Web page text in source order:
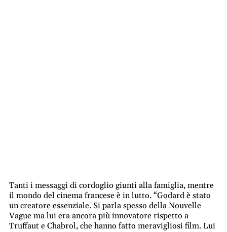
Tanti i messaggi di cordoglio giunti alla famiglia, mentre
il mondo del cinema francese è in lutto. “Godard è stato
un creatore essenziale. Si parla spesso della Nouvelle
Vague ma lui era ancora più innovatore rispetto a
Truffaut e Chabrol, che hanno fatto meravigliosi film. Lui